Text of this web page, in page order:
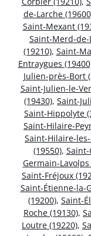
de-Larche
Saint-Mexant
Saint-Merd-de-
(19210), Saint-
Entraygues
Julien-près-Bort
Saint-Julien-le-
(19430), Saint-
Saint-Hippolyte
Saint-Hilaire-
Saint-Hilaire-
(19550), Saint-
Germain-Lavolps
Saint-Fréjoux
Saint-Étienne-la-
(19200), Saint-
Roche (19130),
Loutre (19220),